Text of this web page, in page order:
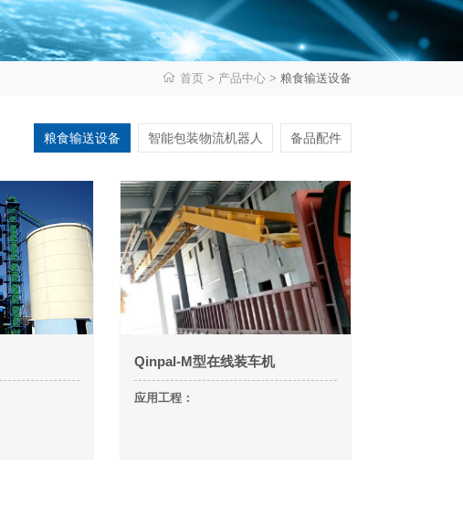
首页 > 产品中心 > 粮食输送设备
粮食输送设备 智能包装物流机器人 备品配件
Qinpal-M型在线装车机
应用工程：